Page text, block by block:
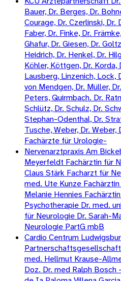
Bauer, Dr. Berges, Dr.
Courage, Dr. Czerlinski, Dr.
Faber, Dr. Finke, Dr.
Ghafur, Dr. Giesen, Dr.
Heidrich, Dr. Henkel, Dr.
Köhler, Köttgen, Dr. Korda,
Lausberg, Linzenich, Lock,
von Mendgen, Dr. Müller,
Peters, Quirmbach. Dr.
Schlütz, Dr. Schulz, Dr.
Stephan-Odenthal, Dr.
Tusche, Weber, Dr. Weber,
Fachärzte für Urologie-
Nervenarztpraxis Am
Meyerfeldt Fachärztin für
Claus Stärk Facharzt für
med. Ute Kunze
Melanie Hennies
Psychotherapie Dr. med.
für Neurologie Dr. Sarah-
Neurologie PartG mbB
Cardio Centrum
med. Hellmut Krause-
Doz. Dr. med Ralph Bosch